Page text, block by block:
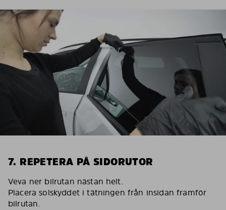
7. REPETERA PÅ SIDORUTOR
Veva ner bilrutan nästan helt.
Placera solskyddet i tätningen från insidan framför
bilrutan.